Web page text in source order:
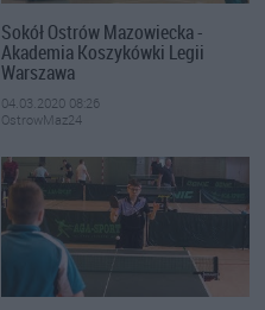
Sokół Ostrów Mazowiecka -
Akademia Koszykówki Legii
Warszawa
04.03.2020 08:26
OstrowMaz24